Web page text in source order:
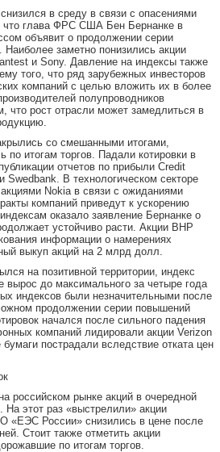
в среду в связи с опасениями
что глава ФРС США Бен Бернанке в
объявит о продолжении серии
заметно понизились акции
и Sony. Давление на индексы также
того, что ряд зарубежных инвесторов
компаний с целью вложить их в более
полупроводников
что рост отрасли может замедлиться в
со смешанными итогами,
по итогам торгов. Падали котировки в
отчетов по прибыли Credit
Swedbank. В технологическом секторе
Nokia в связи с ожиданиями
компаний приведут к ускорению
оказало заявление Бернанке о
устойчиво расти. Акции BHP
информации о намерениях
выкуп акций на 2 млрд долл.
на позитивной территории, индекс
вырос до максимального за четыре года
индексов были незначительными после
продолжении серии повышений
начался после сильного падения
компаний лидировали акции Verizon
пострадали вследствие отката цен
российском рынке акций в очередной
этот раз «выстрелили» акции
«ЕЭС России» снизились в цене после
Стоит также отметить акции
по итогам торгов.